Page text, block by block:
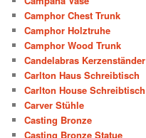
Camphor Chest Trunk
Camphor Holztruhe
Camphor Wood Trunk
Candelabras Kerzenständer
Carlton Haus Schreibtisch
Carlton House Schreibtisch
Carver Stühle
Casting Bronze
Casting Bronze Statue